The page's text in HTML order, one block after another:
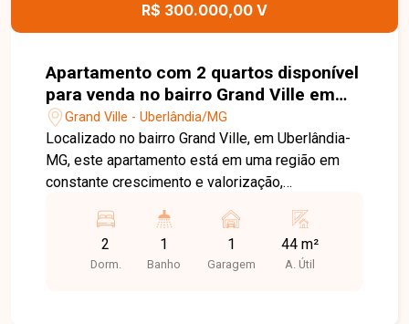
R$ 300.000,00 V
Apartamento com 2 quartos disponível
para venda no bairro Grand Ville em
Uberlândia-MG
Grand Ville - Uberlândia/MG
Localizado no bairro Grand Ville, em Uberlândia-
MG, este apartamento está em uma região em
constante crescimento e valorização,
e excelente infraestrutura. O bairro oferece fácil
acesso às principais vias da cidade, além de
estar próximo a comércios, supermercados,
2
Dorm.
1
Banho
1
Garagem
44 m²
A. Útil